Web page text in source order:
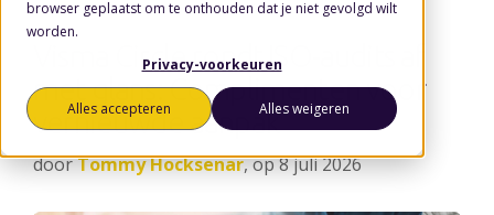
browser geplaatst om te onthouden dat je niet gevolgd wilt
worden.
Privacy-voorkeuren
Alles accepteren Alles weigeren
Visma Circle rondt ISO-audits af
met glans: Complimenten voor
vernieuwde aanpak
doorTommy Hocksenar, op 8 juli 2026